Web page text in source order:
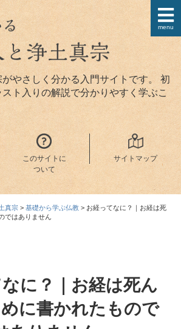
menu
このサイトに
ついて
サイトマップ
やさしく分かる入門サイトです。 初
ト入りの解説で分かりやすく学ぶこ
真宗 > 基礎から学ぶ仏教 > お経ってなに？｜お経は死
ではありません
に？｜お経は死ん
に書かれたもので